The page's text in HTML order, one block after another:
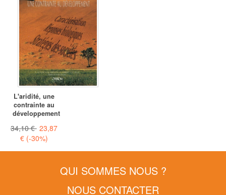
L'aridité, une
contrainte au
développement
34,10 € 23,87
€ (-30%)
QUI SOMMES NOUS ?
NOUS CONTACTER